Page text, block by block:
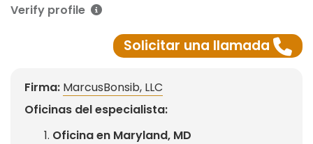
Verify profile
Solicitar una llamada
Firma: MarcusBonsib, LLC
Oficinas del especialista:
Oficina en Maryland, MD